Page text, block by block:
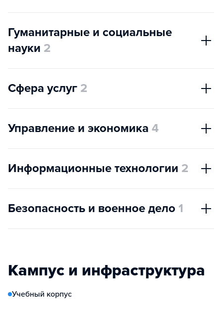
Гуманитарные и социальные
науки 2
Сфера услуг 2
Управление и экономика 4
Информационные технологии 2
Безопасность и военное дело 1
Кампус и инфраструктура
Учебный корпус